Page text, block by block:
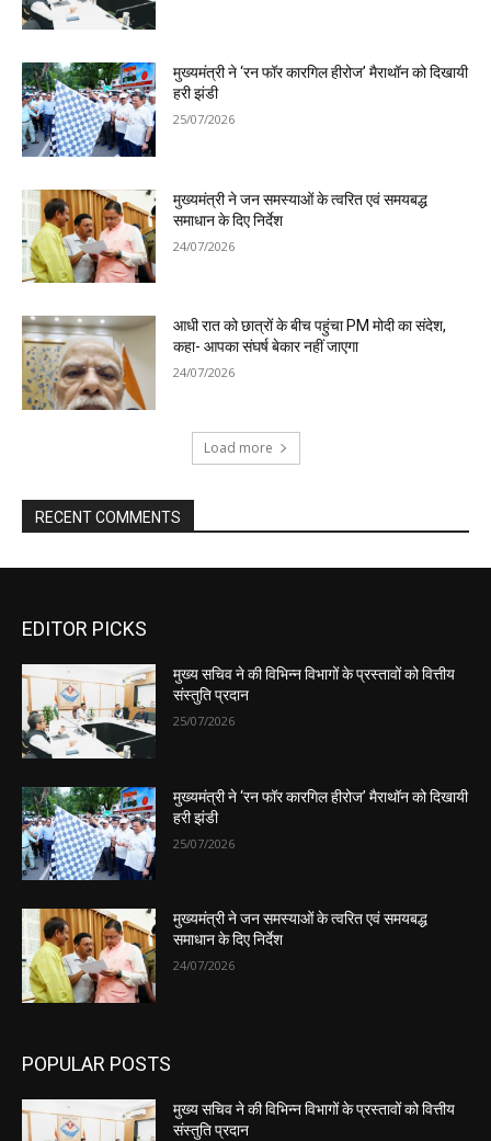
EDITOR PICKS
मुख्य सचिव ने की विभिन्न विभागों के प्रस्तावों को वित्तीय
संस्तुति प्रदान
25/07/2026
मुख्यमंत्री ने ‘रन फॉर कारगिल हीरोज’ मैराथॉन को दिखायी
हरी झंडी
25/07/2026
मुख्यमंत्री ने जन समस्याओं के त्वरित एवं समयबद्ध
समाधान के दिए निर्देश
24/07/2026
POPULAR POSTS
मुख्य सचिव ने की विभिन्न विभागों के प्रस्तावों को वित्तीय
संस्तुति प्रदान